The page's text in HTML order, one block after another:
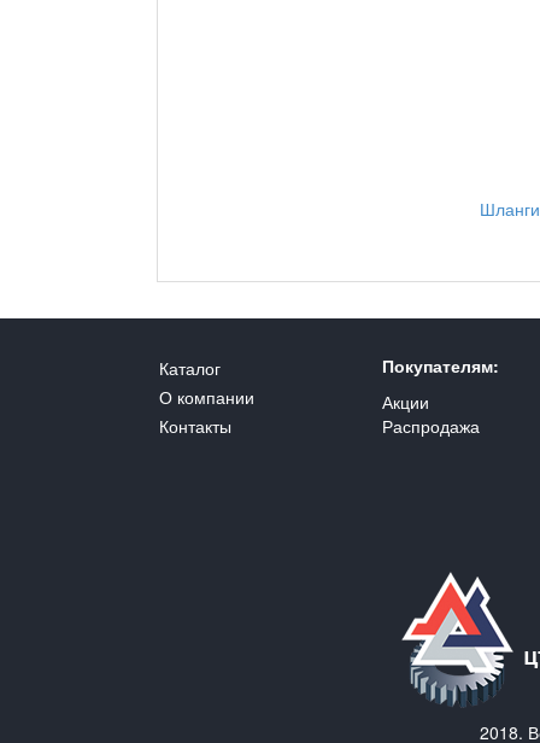
Каталог
О компании
Контакты
Покупателям:
Акции
Распродажа
2018.